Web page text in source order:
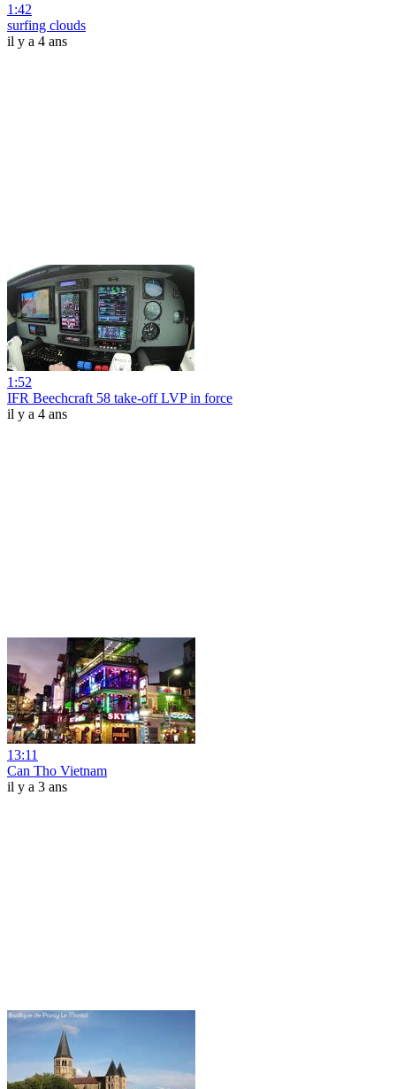
1:42
surfing clouds
il y a 4 ans
1:52
IFR Beechcraft 58 take-off LVP in force
il y a 4 ans
13:11
Can Tho Vietnam
il y a 3 ans